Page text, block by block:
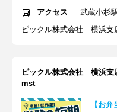
アクセス
武蔵小杉
ピックル株式会社 横浜支
ピックル株式会社 横浜
mst
【お